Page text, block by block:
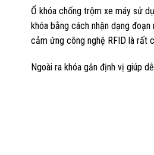
Ổ khóa chống trộm xe máy sử
khóa bằng cách nhận dạng
cảm ứng công nghệ RFID là rất
Ngoài ra khóa gắn định vị giúp